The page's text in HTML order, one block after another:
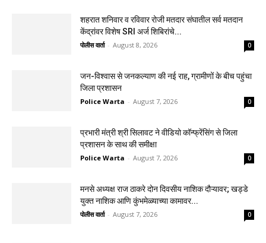
शहरात शनिवार व रविवार रोजी मतदार संघातील सर्व मतदान
केंद्रांवर विशेष SRI अर्ज शिबिरांचे...
पोलीस वार्ता - August 8, 2026 0
जन-विश्वास से जनकल्याण की नई राह, ग्रामीणों के बीच पहुंचा
जिला प्रशासन
Police Warta - August 7, 2026 0
प्रभारी मंत्री श्री सिलावट ने वीडियो कॉन्फ्रेंसिंग से जिला
प्रशासन के साथ की समीक्षा
Police Warta - August 7, 2026 0
मनसे अध्यक्ष राज ठाकरे दोन दिवसीय नाशिक दौऱ्यावर; खड्डे
युक्त नाशिक आणि कुंभमेळ्याच्या कामावर...
पोलीस वार्ता - August 7, 2026 0